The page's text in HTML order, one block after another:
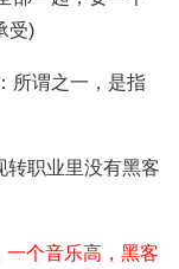
受)
所谓之一，是指
转职业里没有黑客
个音乐高，黑客